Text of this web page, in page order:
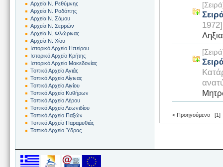
1972]
< Προηγούμενο [1]
Αρχεία Ν. Ρεθύμνης
Αρχεία Ν. Ροδόπης
Αρχεία Ν. Σάμου
Αρχεία Ν. Σερρών
Αρχεία Ν. Φλώρινας
Αρχεία Ν. Χίου
Ιστορικό Αρχείο Ηπείρου
Ιστορικό Αρχείο Κρήτης
Ιστορικό Αρχείο Μακεδονίας
Τοπικό Αρχείο Αγιάς
Τοπικό Αρχείο Αίγινας
Τοπικό Αρχείο Αιγίου
Τοπικό Αρχείο Κυθήρων
Τοπικό Αρχείο Λέρου
Τοπικό Αρχείο Λεωνιδίου
Τοπικό Αρχείο Παξών
Τοπικό Αρχείο Παραμυθιάς
Τοπικό Αρχείο Ύδρας